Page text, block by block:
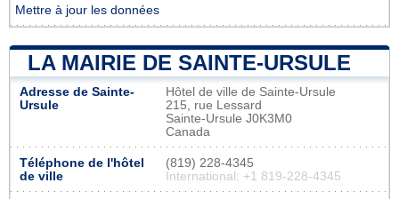
Mettre à jour les données
LA MAIRIE DE SAINTE-URSULE
Adresse de Sainte-
Ursule
Hôtel de ville de Sainte-Ursule
215, rue Lessard
Sainte-Ursule J0K3M0
Canada
Téléphone de l'hôtel
de ville
(819) 228-4345
International: +1 819-228-4345